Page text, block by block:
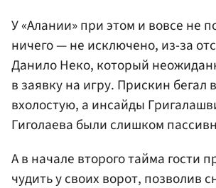
У «Алании» при этом и вовсе не
ничего — не исключено, из-за
Данило Неко, который
в заявку на игру. Прискин бегал
вхолостую, а инсайды
Гиголаева были слишком
А в начале второго тайма гости
чудить у своих ворот, позволив